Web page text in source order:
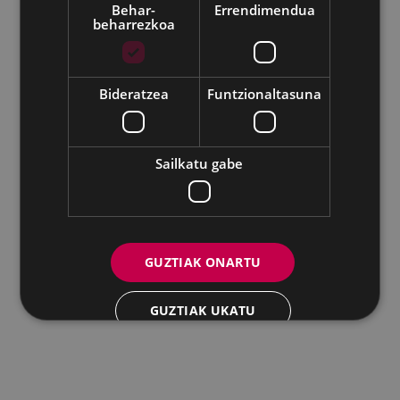
Udalaren sare sozial guztiak
Eibarko Andretxea - Isasi kalea, 11 | 20600 Eibar
Andretxea: 943 54 39 38Berdintasuna: 943 70 84 40
andretxea@eibar.eus
berdintasuna@eibar.eus
IFZ: P2003100A | DIR3 L01200300
Behar-
beharrezkoa
Errendimendua
Bideratzea Funtzionaltasuna
Sailkatu gabe
GUZTIAK ONARTU
GUZTIAK UKATU